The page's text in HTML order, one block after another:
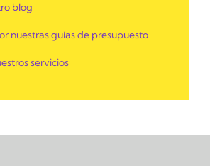
blog
nuestras guías de presupuesto
servicios